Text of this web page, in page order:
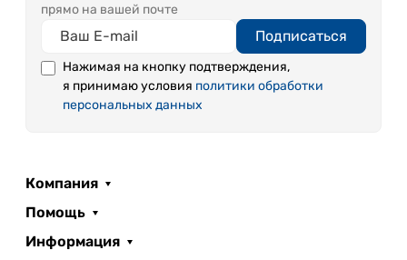
прямо на вашей почте
Подписаться
Нажимая на кнопку подтверждения,
я принимаю условия политики обработки
персональных данных
Компания
Помощь
Информация